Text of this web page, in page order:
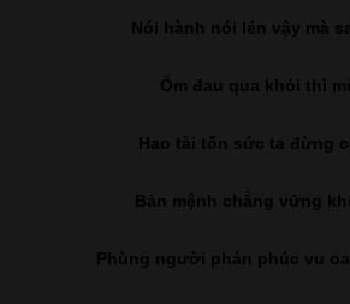
Nói hành nói lén vậy mà
Ốm đau qua khỏi thì
Hao tài tốn sức ta đừng
Bản mệnh chẳng vững
Phùng người phán phúc vu